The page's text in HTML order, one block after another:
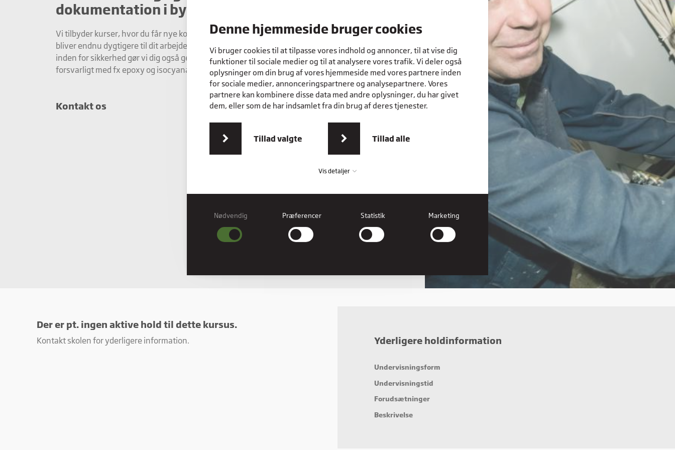
Denne hjemmeside bruger cookies
Vi bruger cookies til at tilpasse vores indhold og annoncer, til at vise dig
funktioner til sociale medier og til at analysere vores trafik. Vi deler også
oplysninger om din brug af vores hjemmeside med vores partnere inden
for sociale medier, annonceringspartnere og analysepartnere. Vores
partnere kan kombinere disse data med andre oplysninger, du har givet
dem, eller som de har indsamlet fra din brug af deres tjenester.
Tillad valgte Tillad alle
Vis detaljer
Nødvendig
Nødvendige cookies hjælper med at gøre en hjemmeside brugbar ved at aktivere
grundlæggende funktioner såsom side-navigation og adgang til sikre områder af
Præferencer
Statistik
Statistiske cookies giver hjemmesideejere indsigt i brugernes interaktion med hjemmesiden,
Marketing cookies bruges til at spore brugere på tværs af websites. Hensigten er at vise
annoncer, der er relevante og engagerende for den enkelte bruger, og dermed mere
Nødvendig Præferencer Statistik Marketing
dokumentation i bygge & anlæg
Vi tilbyder kurser, hvor du får nye kompetencer, så du
bliver endnu dygtigere til dit arbejde. Med vores kurser
inden for sikkerhed gør vi dig også gerne klar til at arbejde
forsvarligt med fx epoxy og isocyanater.
Kontakt os
Der er pt. ingen aktive hold til dette kursus.
Kontakt skolen for yderligere information. Yderligere holdinformation
Undervisningsform
Undervisningstid
Forudsætninger
Beskrivelse